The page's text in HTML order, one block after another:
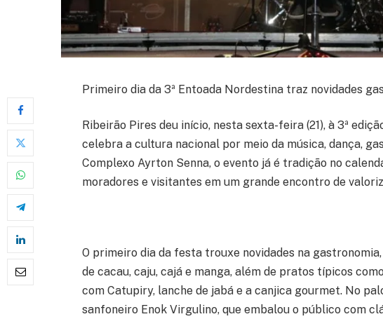
Primeiro dia da 3ª Entoada Nordestina traz novidades
Ribeirão Pires deu início, nesta sexta-feira (21), à 3ª
celebra a cultura nacional por meio da música, dança,
Complexo Ayrton Senna, o evento já é tradição no
moradores e visitantes em um grande encontro de
O primeiro dia da festa trouxe novidades na
de cacau, caju, cajá e manga, além de pratos típicos
com Catupiry, lanche de jabá e a canjica gourmet. No
sanfoneiro Enok Virgulino, que embalou o público com